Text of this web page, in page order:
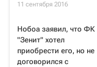
11 сентября 2016
Нобоа заявил, что ФК
"Зенит" хотел
приобрести его, но не
договорился с